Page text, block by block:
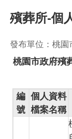
殯葬所-個
發布單位：桃園
桃園市政府殯
編
號
個人資料
檔案名稱